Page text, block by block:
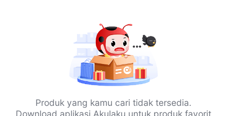
Produk yang kamu cari tidak tersedia.
Download aplikasi Akulaku untuk produk favorit